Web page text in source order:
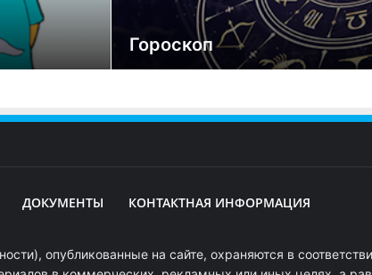
Гороскоп
ДОКУМЕНТЫ КОНТАКТНАЯ ИНФОРМАЦИЯ
опубликованные на сайте, охраняются в